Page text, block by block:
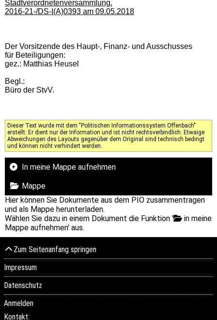
Stadtverordnetenversammlung.
2016-21-/DS-I(A)0393 am 09.05.2018
Der Vorsitzende des Haupt-, Finanz- und Ausschusses
für Beteiligungen:
gez.: Matthias Heusel
Begl.:
Büro der StvV.
Dieser Text wurde mit dem "Politischen Informationssystem Offenbach"
erstellt. Er dient nur der Information und ist nicht rechtsverbindlich. Etwaige
Abweichungen des Layouts gegenüber dem Original sind technisch bedingt
und können nicht verhindert werden.
In meine Mappe aufnehmen
Mappe
Hier können Sie Dokumente aus dem PIO zusammentragen
und als Mappe herunterladen.
Wählen Sie dazu in einem Dokument die Funktion '
in meine
Mappe aufnehmen' aus.
Zum Seitenanfang springen
Impressum
Datenschutz
Anmelden
Kontakt: